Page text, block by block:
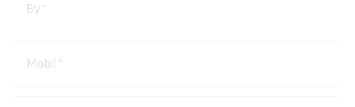
By
Mobil